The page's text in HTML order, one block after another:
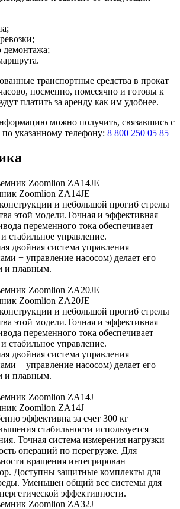
демонтажа;
транспортные средства в прокат
посменно, помесячно и готовы к
платить за аренду как им удобнее.
можно получить, связавшись с
указанному телефону: 8 800 250 05 85
Zoomlion ZA14JE
и небольшой прогиб стрелы
этой модели.Точная и эффективная
переменного тока обеспечивает
стабильное управление.
двойная система управления
+ управление насосом) делает его
и плавным.
Zoomlion ZA20JE
и небольшой прогиб стрелы
этой модели.Точная и эффективная
переменного тока обеспечивает
стабильное управление.
двойная система управления
+ управление насосом) делает его
и плавным.
Zoomlion ZA14J
эффективна за счет 300 кг
стабильности используется
Точная система измерения нагрузки
операций по перегрузке. Для
вращения интегрирован
Доступны защитные комплекты для
Уменьшен общий вес системы для
эффективности.